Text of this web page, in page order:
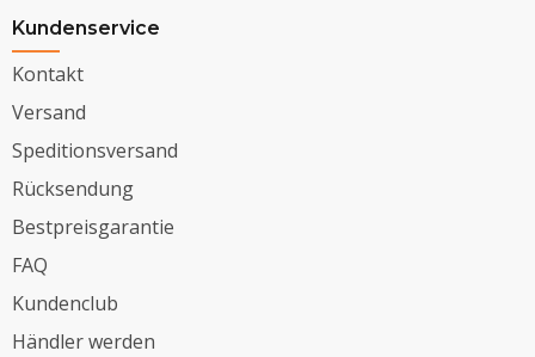
Kundenservice
Kontakt
Versand
Speditionsversand
Rücksendung
Bestpreisgarantie
FAQ
Kundenclub
Händler werden